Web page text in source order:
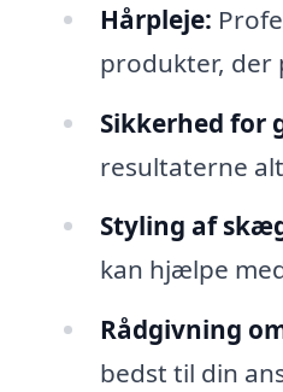
Hårpleje:
produkter, der
Sikkerhed for
resultaterne
Styling af
kan hjælpe
Rådgivning
bedst til din